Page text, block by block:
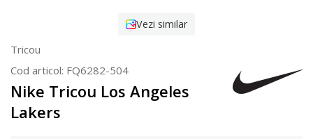
Vezi similar
Tricou
Cod articol: FQ6282-504
Nike Tricou Los Angeles
Lakers